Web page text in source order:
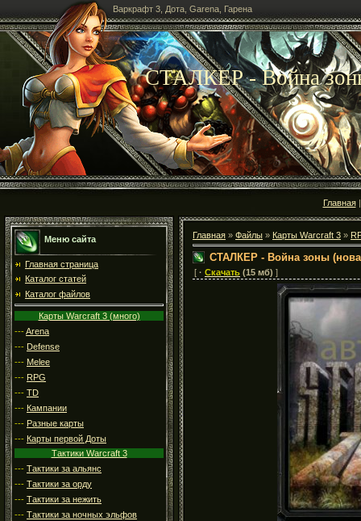
Варкрафт 3, Дота, Garena, Гарена
СТАЛКЕР - Война
Главная
Меню сайта
Главная страница
Каталог статей
Каталог файлов
Карты Warcraft 3 (много)
---Arena
--- Defense
--- Melee
--- RPG
--- TD
--- Кампании
--- Разные карты
--- Карты первой Доты
Тактики Warcraft 3
--- Тактики за альянс
--- Тактики за орду
--- Тактики за нежить
--- Тактики за ночных эльфов
Главная » Файлы » Карты Warcraft 3 »
СТАЛКЕР - Война зоны
[ · Скачать (15 мб) ]